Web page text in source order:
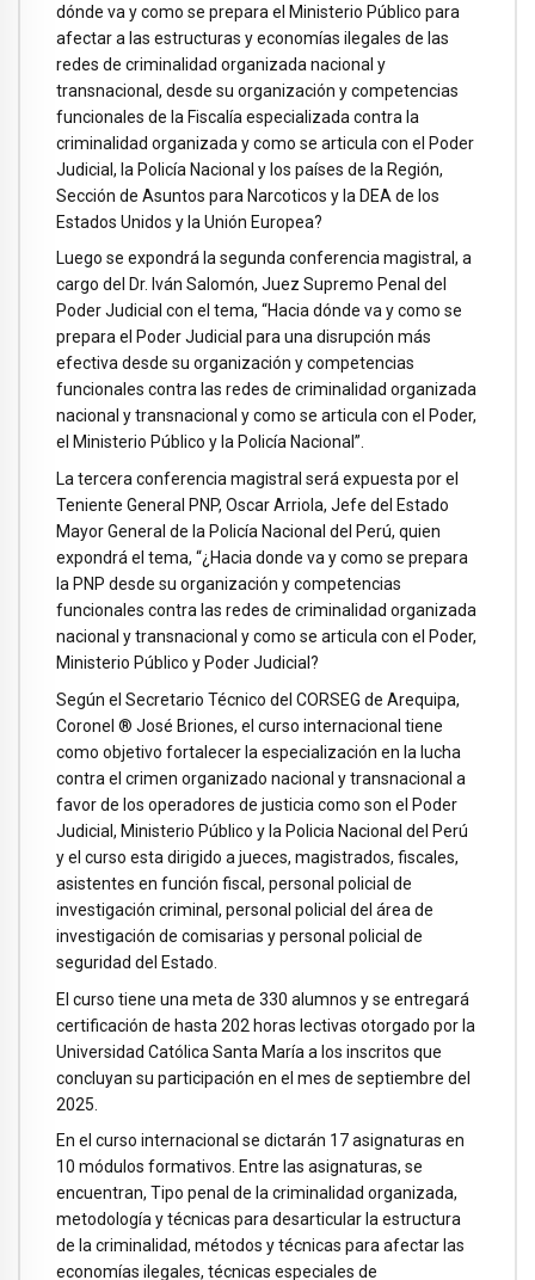
dónde va y como se prepara el Ministerio Público para
afectar a las estructuras y economías ilegales de las
redes de criminalidad organizada nacional y
transnacional, desde su organización y competencias
funcionales de la Fiscalía especializada contra la
criminalidad organizada y como se articula con el Poder
Judicial, la Policía Nacional y los países de la Región,
Sección de Asuntos para Narcoticos y la DEA de los
Estados Unidos y la Unión Europea?
Luego se expondrá la segunda conferencia magistral, a
cargo del Dr. Iván Salomón, Juez Supremo Penal del
Poder Judicial con el tema, “Hacia dónde va y como se
prepara el Poder Judicial para una disrupción más
efectiva desde su organización y competencias
funcionales contra las redes de criminalidad organizada
nacional y transnacional y como se articula con el Poder,
el Ministerio Público y la Policía Nacional”.
La tercera conferencia magistral será expuesta por el
Teniente General PNP, Oscar Arriola, Jefe del Estado
Mayor General de la Policía Nacional del Perú, quien
expondrá el tema, “¿Hacia donde va y como se prepara
la PNP desde su organización y competencias
funcionales contra las redes de criminalidad organizada
nacional y transnacional y como se articula con el Poder,
Ministerio Público y Poder Judicial?
Según el Secretario Técnico del CORSEG de Arequipa,
Coronel ® José Briones, el curso internacional tiene
como objetivo fortalecer la especialización en la lucha
contra el crimen organizado nacional y transnacional a
favor de los operadores de justicia como son el Poder
Judicial, Ministerio Público y la Policia Nacional del Perú
y el curso esta dirigido a jueces, magistrados, fiscales,
asistentes en función fiscal, personal policial de
investigación criminal, personal policial del área de
investigación de comisarias y personal policial de
seguridad del Estado.
El curso tiene una meta de 330 alumnos y se entregará
certificación de hasta 202 horas lectivas otorgado por la
Universidad Católica Santa María a los inscritos que
concluyan su participación en el mes de septiembre del
2025.
En el curso internacional se dictarán 17 asignaturas en
10 módulos formativos. Entre las asignaturas, se
encuentran, Tipo penal de la criminalidad organizada,
metodología y técnicas para desarticular la estructura
de la criminalidad, métodos y técnicas para afectar las
economías ilegales, técnicas especiales de